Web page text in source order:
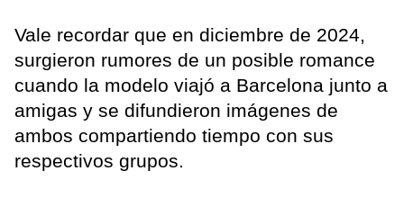
Vale recordar que en diciembre de 2024,
surgieron rumores de un posible romance
cuando la modelo viajó a Barcelona junto a
amigas y se difundieron imágenes de
ambos compartiendo tiempo con sus
respectivos grupos.